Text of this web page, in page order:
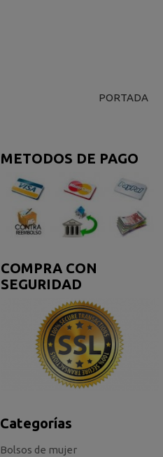
PORTADA
METODOS DE PAGO
COMPRA CON
SEGURIDAD
Categorías
Bolsos de mujer